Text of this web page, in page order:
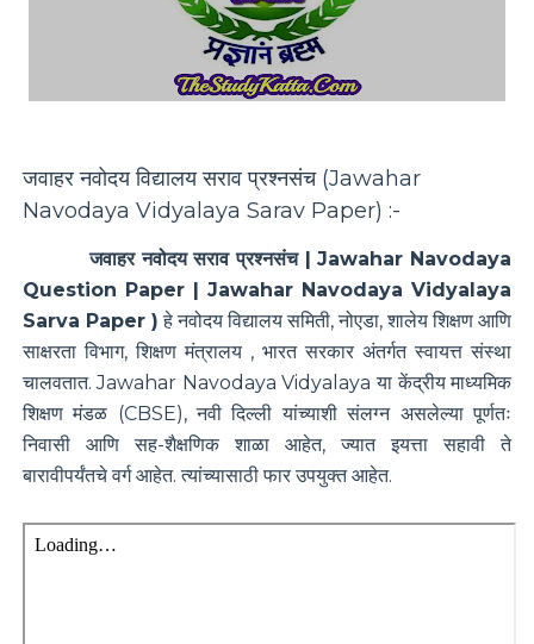
जवाहर नवोदय विद्यालय सराव प्रश्नसंच (Jawahar
Navodaya Vidyalaya Sarav Paper) :-
जवाहर नवोदय सराव प्रश्नसंच | Jawahar Navodaya
Question Paper | Jawahar Navodaya Vidyalaya
Sarva Paper ) हेनवोदय विद्यालय समिती, नोएडा, शालेय शिक्षण आणि
साक्षरता विभाग, शिक्षण मंत्रालय , भारत सरकार अंतर्गत स्वायत्त संस्था
चालवतात. Jawahar Navodaya Vidyalaya या केंद्रीय माध्यमिक
शिक्षण मंडळ (CBSE), नवी दिल्ली यांच्याशी संलग्न असलेल्या पूर्णतः
निवासी आणि सह-शैक्षणिक शाळा आहेत, ज्यात इयत्ता सहावी ते
बारावीपर्यंतचे वर्ग आहेत. त्यांच्यासाठी फार उपयुक्त आहेत.